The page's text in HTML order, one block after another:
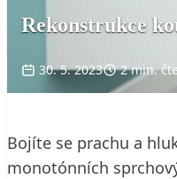
Rekonstrukce
30. 5. 2023 2 min.
Bojíte se prachu a
monotónních